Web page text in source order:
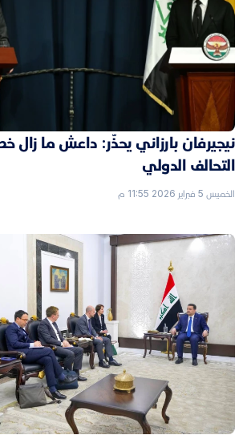
نيجيرفان بارزاني يحذّر: داعش ما زال
التحالف الدولي
الخميس 5 فبراير 2026 11:55 م